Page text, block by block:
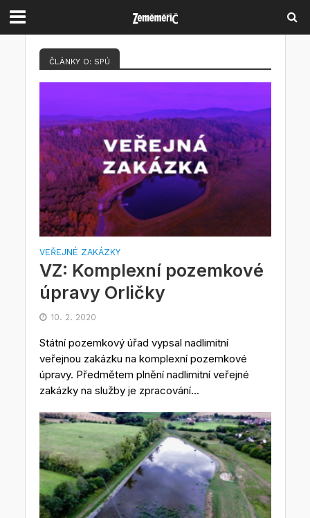
ČLÁNKY O: SPÚ
VEŘEJNÉ ZAKÁZKY
VZ: Komplexní pozemkové
úpravy Orličky
10. 2. 2020
Státní pozemkový úřad vypsal nadlimitní
veřejnou zakázku na komplexní pozemkové
úpravy. Předmětem plnění nadlimitní veřejné
zakázky na služby je zpracování...